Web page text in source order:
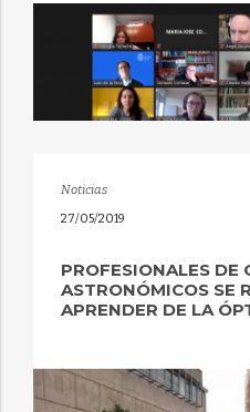
Noticias
27/05/2019
PROFESIONALES DE
ASTRONÓMICOS SE
APRENDER DE LA